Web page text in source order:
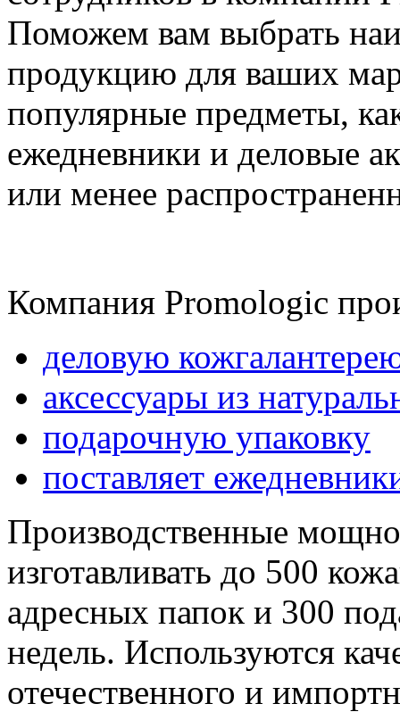
Поможем вам выбрать
продукцию для ваших
популярные предметы,
ежедневники и деловые
или менее
Компания Promologic
деловую
аксессуары из
подарочную упаковку
поставляет
Производственные
изготавливать до 500
адресных папок и 300
недель. Используются
отечественного и